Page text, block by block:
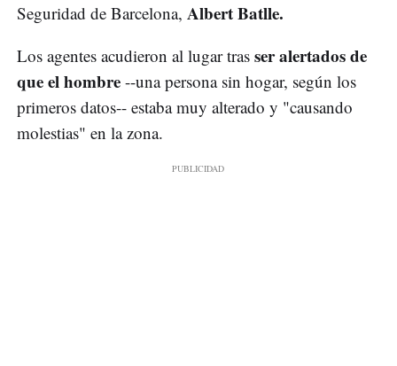
Seguridad de Barcelona, Albert Batlle.
Los agentes acudieron al lugar tras ser alertados de
que el hombre --una persona sin hogar, según los
primeros datos-- estaba muy alterado y "causando
molestias" en la zona.